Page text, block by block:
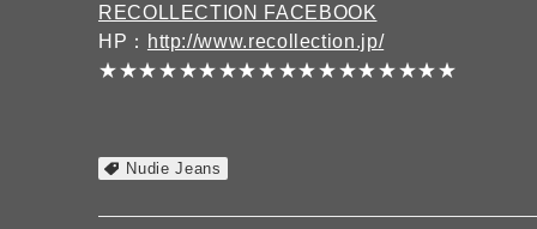
RECOLLECTION FACEBOOK
HP： http://www.recollection.jp/
★★★★★★★★★★★★★★★★★★
Nudie Jeans